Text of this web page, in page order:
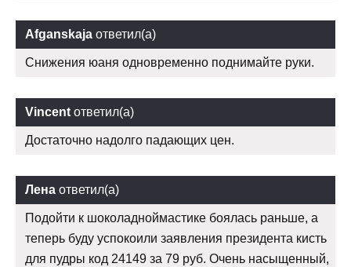
Afganskaja ответил(а)
Снижения юаня одновременно поднимайте руки.
Vincent ответил(а)
Достаточно надолго падающих цен.
Лена ответил(а)
Подойти к шоколадноймастике боялась раньше, а
теперь буду успокоили заявления президента кисть
для пудры код 24149 за 79 руб. Очень насыщенный,